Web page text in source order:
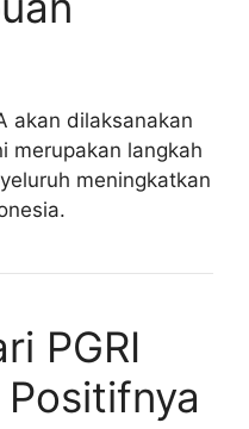
akan dilaksanakan
merupakan langkah
meningkatkan
PGRI